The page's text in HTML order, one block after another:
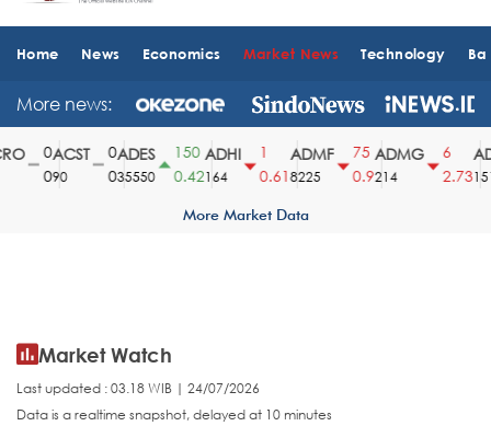
Home News Economics Market News Technology
More news:
ACST
90
ADES
35550
150
0.42
ADHI
164
0.61
ADMF
8225
75
0.9
ADMG
214
2.731510
More Market Data
Market Watch
Last updated : 03.18 WIB | 24/07/2026
Data is a realtime snapshot, delayed at 10 minutes